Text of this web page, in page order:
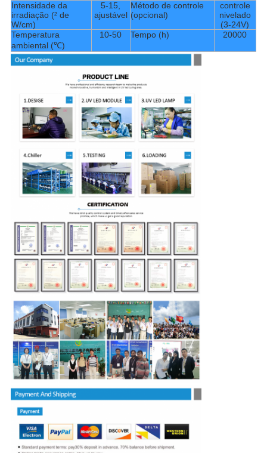
Intensidade da
irradiação (² de
W/cm)
5-15,
ajustável
Método de controle
(opcional)
controle
nivelado
(3-24V)
Temperatura
ambiental (℃)
10-50 Tempo (h) 20000